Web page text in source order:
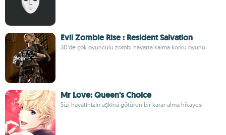
Evil Zombie Rise : Resident Salvation
3D'de çok oyunculu zombi hayatta kalma korku oyunu
Mr Love: Queen's Choice
Sizi hayatınızın aşkına götüren bir karar alma hikayesi